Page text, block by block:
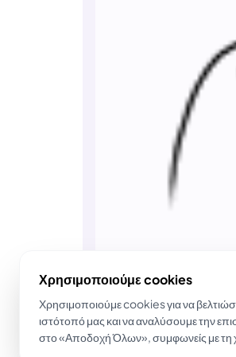
Χρησιμοποιούμε cookies
Χρησιμοποιούμε cookies για να
ιστότοπό μας και να αναλύσουμε την
στο «Αποδοχή Όλων», συμφωνείς με